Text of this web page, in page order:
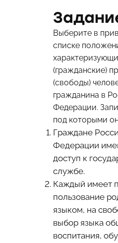
Выберите в
списке
(гражданские)
(свободы)
гражданина в
Федерации.
под которыми
Граждане
Федерации
доступ к
службе.
Каждый имеет
пользование
языком, на
выбор языка
воспитания,